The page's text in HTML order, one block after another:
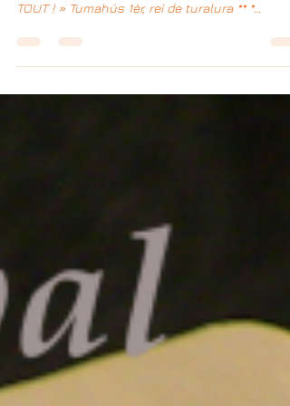
règne à Salies Son mantra : « Un point, c’est
TOUT ! » Tumahús 1èr, rei de turalura ** *